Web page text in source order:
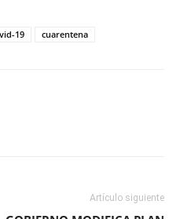
19 cuarentena
Artículo siguiente